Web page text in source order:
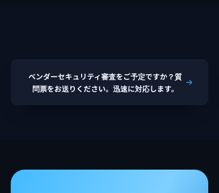
ベンダーセキュリティ審査をご予定ですか？質
問票をお送りください。迅速に対応します。